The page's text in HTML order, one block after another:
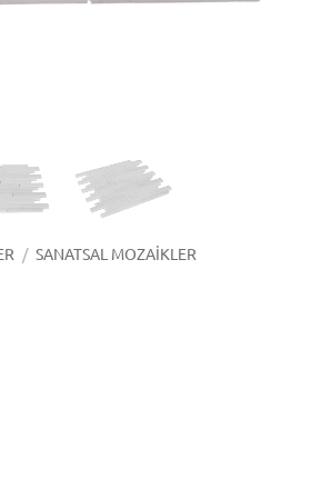
/ SANATSAL MOZAIKLER